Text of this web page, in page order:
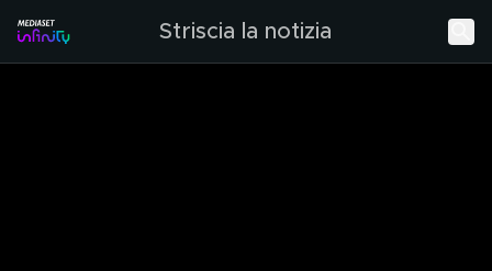
Striscia la notizia